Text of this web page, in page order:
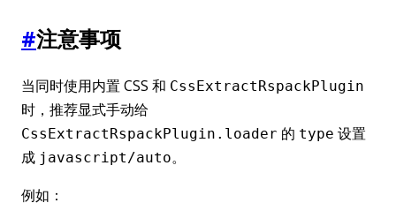
#注意事项
当同时使用内置 CSS 和 CssExtractRspackPlugin
时，推荐显式手动给
CssExtractRspackPlugin.loader 的 type 设置
成 javascript/auto。
例如：